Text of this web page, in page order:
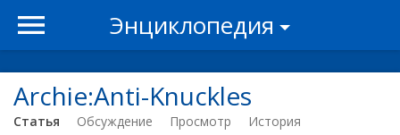
Энциклопедия
Archie:Anti-Knuckles
Статья Обсуждение Просмотр История